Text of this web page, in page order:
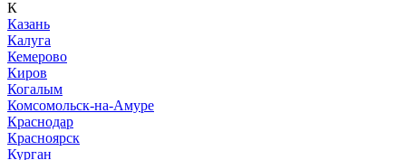
К
Казань
Калуга
Кемерово
Киров
Когалым
Комсомольск-на-Амуре
Краснодар
Красноярск
Курган